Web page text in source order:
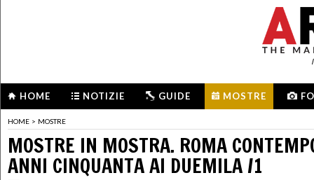
HOME NOTIZIE GUIDE MOSTRE
HOME > MOSTRE
MOSTRE IN MOSTRA. ROMA
ANNI CINQUANTA AI DUEMILA /1